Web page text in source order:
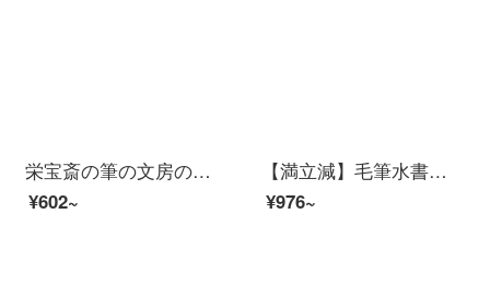
栄宝斎の筆の文房の四宝の農耕の筆の荘重な羊の毛の毫の1品の玉蘭の成人の専門は書道の国画の楷書の写意の花鳥の1品の玉蘭を練習します。
¥602~
【満立減】毛筆水書帖フル8冊毛筆書帖入門顔体柳体趙体欧体毛筆書帖入門速成ゼロ基礎速成書道
¥976~